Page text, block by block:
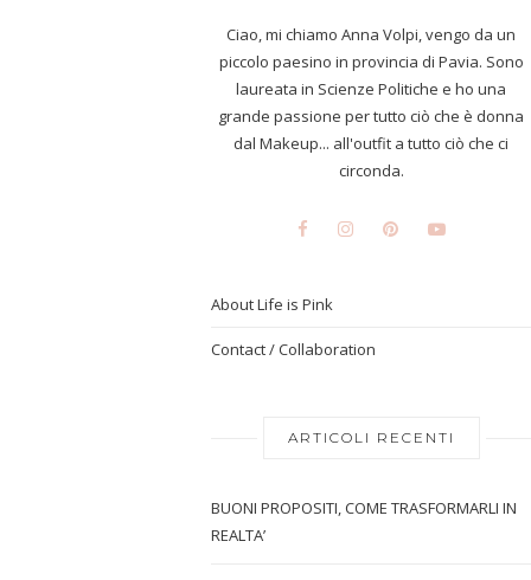
Ciao, mi chiamo Anna Volpi, vengo da un
piccolo paesino in provincia di Pavia. Sono
laureata in Scienze Politiche e ho una
grande passione per tutto ciò che è donna
dal Makeup... all'outfit a tutto ciò che ci
circonda.
About Life is Pink
Contact / Collaboration
ARTICOLI RECENTI
BUONI PROPOSITI, COME TRASFORMARLI IN
REALTA’